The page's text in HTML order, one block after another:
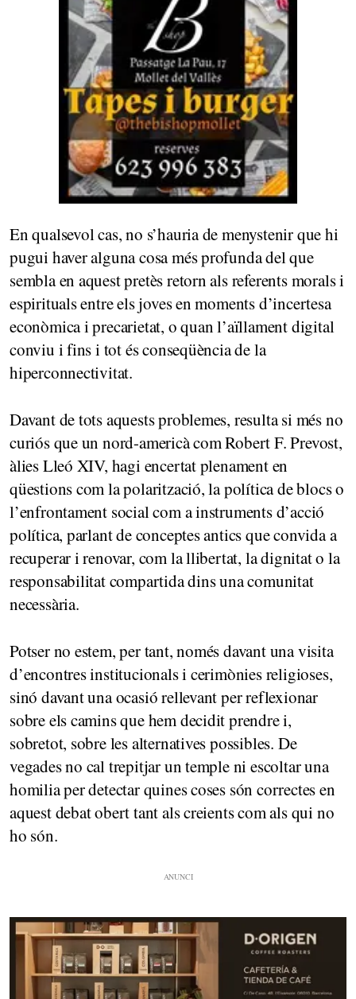
En qualsevol cas, no s’hauria de menystenir que hi
pugui haver alguna cosa més profunda del que
sembla en aquest pretès retorn als referents morals i
espirituals entre els joves en moments d’incertesa
econòmica i precarietat, o quan l’aïllament digital
conviu i fins i tot és conseqüència de la
hiperconnectivitat.
Davant de tots aquests problemes, resulta si més no
curiós que un nord-americà com Robert F. Prevost,
àlies Lleó XIV, hagi encertat plenament en
qüestions com la polarització, la política de blocs o
l’enfrontament social com a instruments d’acció
política, parlant de conceptes antics que convida a
recuperar i renovar, com la llibertat, la dignitat o la
responsabilitat compartida dins una comunitat
necessària.
Potser no estem, per tant, només davant una visita
d’encontres institucionals i cerimònies religioses,
sinó davant una ocasió rellevant per reflexionar
sobre els camins que hem decidit prendre i,
sobretot, sobre les alternatives possibles. De
vegades no cal trepitjar un temple ni escoltar una
homilia per detectar quines coses són correctes en
aquest debat obert tant als creients com als qui no
ho són.